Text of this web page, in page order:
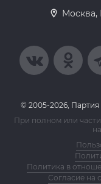
Москва,
© 2005-2026,
При полном или
Политика в
Согласие на